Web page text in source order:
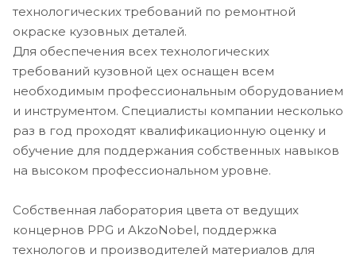
технологических требований по ремонтной
окраске кузовных деталей.
Для обеспечения всех технологических
требований кузовной цех оснащен всем
необходимым профессиональным оборудованием
и инструментом. Специалисты компании несколько
раз в год проходят квалификационную оценку и
обучение для поддержания собственных навыков
на высоком профессиональном уровне.
Собственная лаборатория цвета от ведущих
концернов PPG и AkzoNobel, поддержка
технологов и производителей материалов для